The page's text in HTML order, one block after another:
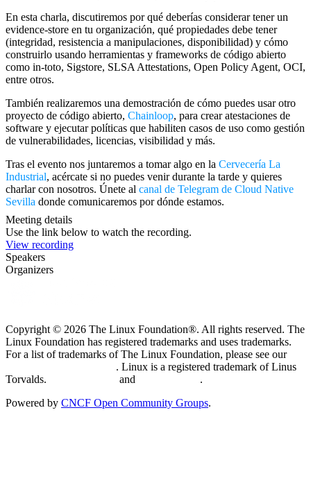
En esta charla, discutiremos por qué deberías considerar tener un
evidence-store en tu organización, qué propiedades debe tener
(integridad, resistencia a manipulaciones, disponibilidad) y cómo
construirlo usando herramientas y frameworks de código abierto
como in-toto, Sigstore, SLSA Attestations, Open Policy Agent, OCI,
entre otros.
También realizaremos una demostración de cómo puedes usar otro
proyecto de código abierto, Chainloop, para crear atestaciones de
software y ejecutar políticas que habiliten casos de uso como gestión
de vulnerabilidades, licencias, visibilidad y más.
Tras el evento nos juntaremos a tomar algo en la Cervecería La
Industrial, acércate si no puedes venir durante la tarde y quieres
charlar con nosotros. Únete al canal de Telegram de Cloud Native
Sevilla donde comunicaremos por dónde estamos.
Meeting details
Use the link below to watch the recording.
View recording
Speakers
Organizers
Copyright © 2026 The Linux Foundation®. All rights reserved. The
Linux Foundation has registered trademarks and uses trademarks.
For a list of trademarks of The Linux Foundation, please see our
. Linux is a registered trademark of Linus
Torvalds.
and
.
Powered by CNCF Open Community Groups.